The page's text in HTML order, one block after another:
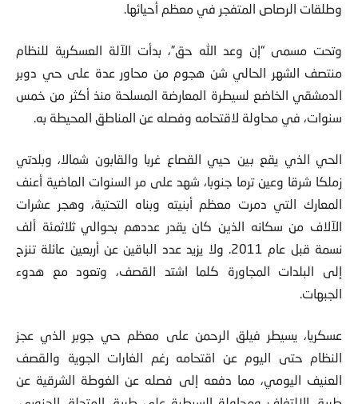
وطلقات الرصاص المتفجر في معظم أحيائها.
وتحت مسمى “إن وعد الله حق”، بدأت الآلة العسكرية للنظام
منتصف الشهر الحالي شن هجوم من محاور عدة على حي دوبر
الدمشقي الخاضع لسيطرة المعارضة المسلحة منذ أكثر من خمس
سنوات، في محاولة لاقتحامه وفصله عن المناطق المحيطة به.
الحي الذي يقع بين حيي القصاع غربا والقابون شمالا، وبلدتي
زملكا شرقا وعين ترما جنوبا، شهد على مر السنوات الماضية أعنف
المعارك التي دمرت معظم أبنيته وبناه التحتية، وهجر عشرات
الآلاف من سكانه الذين كان يقدر عددهم بحوالي ثلاثمئة ألف
نسمة قبل عام 2011. ولا يزيد عدد الباقين عن أربعين عائلة تنزح
إلى البلدات المجاورة كلما اشتد القصف، وتعود مع هدوء
الجبهات.
عسكريا، يسيطر فيلق الرحمن على معظم حي جوبر الذي عجز
النظام حتى اليوم عن اقتحامه رغم الغارات الجوية والقصف
العنيف اليومي، مما دفعه إلى فصله عن الغوطة الشرقية عن